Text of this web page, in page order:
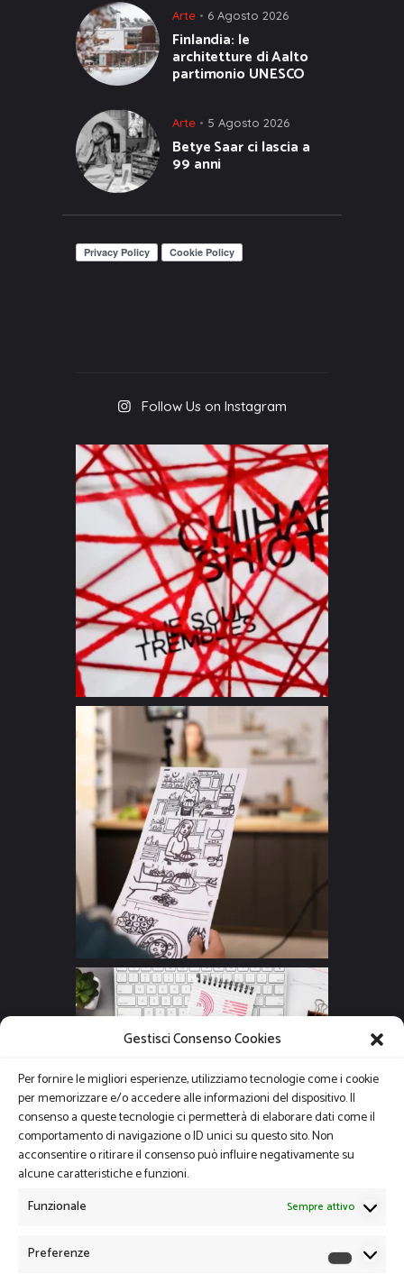
Gestisci Consenso Cookies
Per fornire le migliori esperienze, utilizziamo tecnologie come i cookie
per memorizzare e/o accedere alle informazioni del dispositivo. Il
consenso a queste tecnologie ci permetterà di elaborare dati come il
comportamento di navigazione o ID unici su questo sito. Non
acconsentire o ritirare il consenso può influire negativamente su
alcune caratteristiche e funzioni.
Funzionale
Sempre attivo
Preferenze
Arte 6 Agosto 2026
Finlandia: le
architetture di Aalto
partimonio UNESCO
Arte 5 Agosto 2026
Betye Saar ci lascia a
99 anni
Follow Us on Instagram